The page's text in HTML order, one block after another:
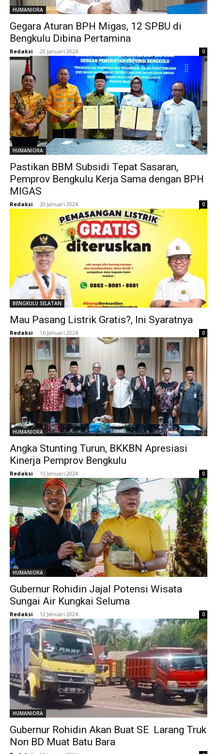
HUMANIORA
Gegara Aturan BPH Migas, 12 SPBU di
Bengkulu Dibina Pertamina
Redaksi - 20 Januari 2024 0
HUMANIORA
Pastikan BBM Subsidi Tepat Sasaran,
Pemprov Bengkulu Kerja Sama dengan BPH
MIGAS
Redaksi - 20 Januari 2024 0
BENGKULU SELATAN
Mau Pasang Listrik Gratis?, Ini Syaratnya
Redaksi - 16 Januari 2024 0
HUMANIORA
Angka Stunting Turun, BKKBN Apresiasi
Kinerja Pemprov Bengkulu
Redaksi - 13 Januari 2024 0
HUMANIORA
Gubernur Rohidin Jajal Potensi Wisata
Sungai Air Kungkai Seluma
Redaksi - 12 Januari 2024 0
HUMANIORA
Gubernur Rohidin Akan Buat SE Larang Truk
Non BD Muat Batu Bara